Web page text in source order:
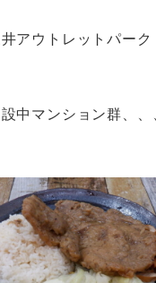
アウトレットパー
中マンション群、